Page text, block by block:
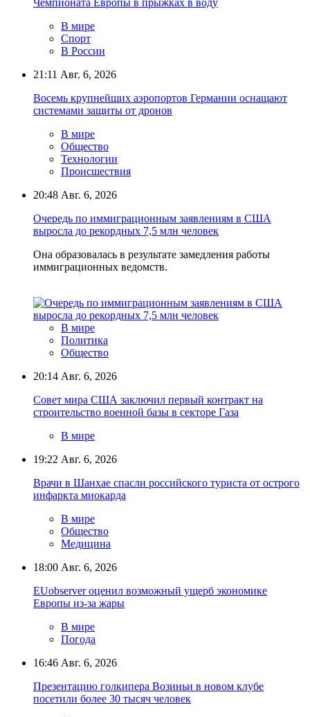
Чемпионата Европы в прыжках в воду
В мире
Спорт
В России
21:11 Авг. 6, 2026
Восемь крупнейших аэропортов Германии оснащают
системами защиты от дронов
В мире
Общество
Технологии
Происшествия
20:48 Авг. 6, 2026
Очередь по иммиграционным заявлениям в США
выросла до рекордных 7,5 млн человек
Она образовалась в результате замедления работы
иммиграционных ведомств.
В мире
Политика
Общество
20:14 Авг. 6, 2026
Совет мира США заключил первый контракт на
строительство военной базы в секторе Газа
В мире
19:22 Авг. 6, 2026
Врачи в Шанхае спасли российского туриста от острого
инфаркта миокарда
В мире
Общество
Медицина
18:00 Авг. 6, 2026
EUobserver оценил возможный ущерб экономике
Европы из-за жары
В мире
Погода
16:46 Авг. 6, 2026
Презентацию голкипера Возиньи в новом клубе
посетили более 30 тысяч человек